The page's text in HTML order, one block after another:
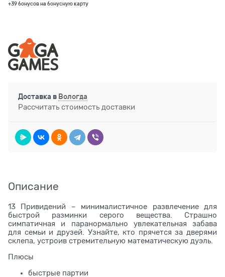
+39 бонусов на бонусную карту
Доставка в Вологда
Рассчитать стоимость доставки
Описание
13 Привидений – минималистичное развлечение для
быстрой разминки серого вещества. Страшно
симпатичная и паранормально увлекательная забава
для семьи и друзей. Узнайте, кто прячется за дверями
склепа, устроив стремительную математическую дуэль.
Плюсы
быстрые партии